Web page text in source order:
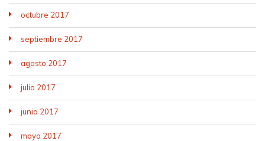
octubre 2017
septiembre 2017
agosto 2017
julio 2017
junio 2017
mayo 2017